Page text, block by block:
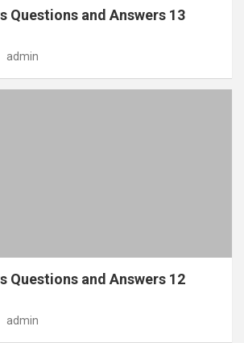
Questions and Answers 13
admin
Questions and Answers 12
admin